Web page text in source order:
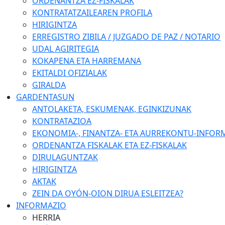
KONTRATATZAILEAREN PROFILA
HIRIGINTZA
ERREGISTRO ZIBILA / JUZGADO DE PAZ / NOTARIO
UDAL AGIRITEGIA
KOKAPENA ETA HARREMANA
EKITALDI OFIZIALAK
GIRALDA
GARDENTASUN
ANTOLAKETA, ESKUMENAK, EGINKIZUNAK
KONTRATAZIOA
EKONOMIA-, FINANTZA- ETA AURREKONTU-
ORDENANTZA FISKALAK ETA EZ-FISKALAK
DIRULAGUNTZAK
HIRIGINTZA
AKTAK
ZEIN DA OYÓN-OION DIRUA ESLEITZEA?
INFORMAZIO
HERRIA